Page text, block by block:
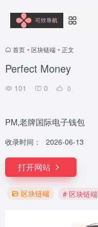
首页 • 区块链端 • 正文
Perfect Money
101 0 0
PM,老牌国际电子钱包
收录时间： 2026-06-13
打开网站
区块链端 # 区块链端